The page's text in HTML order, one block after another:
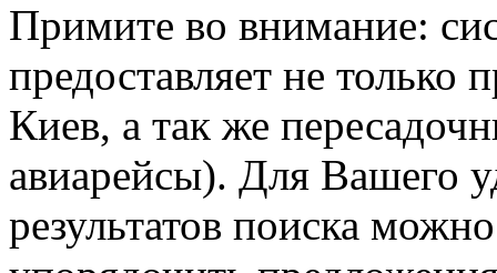
Примите во внимание:
предоставляет не только
Киев, а так же
авиарейсы). Для Вашего
результатов поиска